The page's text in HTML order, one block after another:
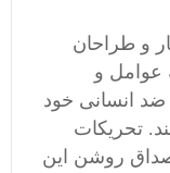
و طراحان
عوامل و
ضد انسانی خود
تحریکات
روشن این